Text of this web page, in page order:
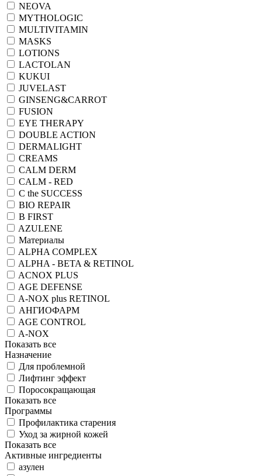
NEOVA
MYTHOLOGIC
MULTIVITAMIN
MASKS
LOTIONS
LACTOLAN
KUKUI
JUVELAST
GINSENG&CARROT
FUSION
EYE THERAPY
DOUBLE ACTION
DERMALIGHT
CREAMS
CALM DERM
CALM - RED
C the SUCCESS
BIO REPAIR
B FIRST
AZULENE
Материалы
ALPHA COMPLEX
ALPHA - BETA & RETINOL
ACNOX PLUS
AGE DEFENSE
A-NOX plus RETINOL
АНГИОФАРМ
AGE CONTROL
A-NOX
Показать все
Назначение
Для проблемной
Лифтинг эффект
Поросокращающая
Показать все
Программы
Профилактика старения
Уход за жирной кожей
Показать все
Активные ингредиенты
азулен